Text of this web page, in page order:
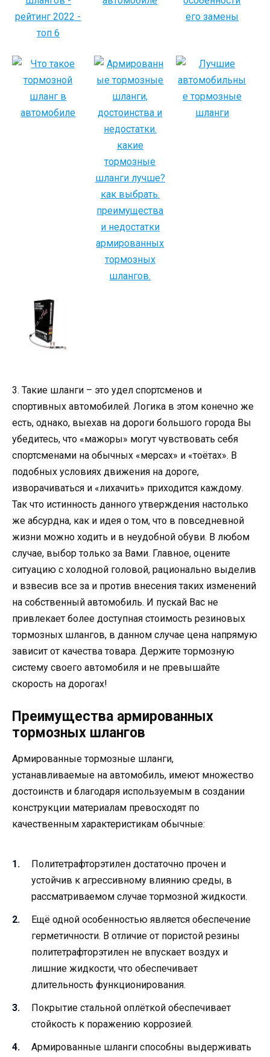
3. Такие шланги – это удел спортсменов и
спортивных автомобилей. Логика в этом конечно же
есть, однако, выехав на дороги большого города Вы
убедитесь, что «мажоры» могут чувствовать себя
спортсменами на обычных «мерсах» и «тоётах». В
подобных условиях движения на дороге,
изворачиваться и «лихачить» приходится каждому.
Так что истинность данного утверждения настолько
же абсурдна, как и идея о том, что в повседневной
жизни можно ходить и в неудобной обуви. В любом
случае, выбор только за Вами. Главное, оцените
ситуацию с холодной головой, рационально выделив
и взвесив все за и против внесения таких изменений
на собственный автомобиль. И пускай Вас не
привлекает более доступная стоимость резиновых
тормозных шлангов, в данном случае цена напрямую
зависит от качества товара. Держите тормозную
систему своего автомобиля и не превышайте
скорость на дорогах!
Преимущества армированных
тормозных шлангов
Армированные тормозные шланги,
устанавливаемые на автомобиль, имеют множество
достоинств и благодаря используемым в создании
конструкции материалам превосходят по
качественным характеристикам обычные:
Политетрафторэтилен достаточно прочен и
устойчив к агрессивному влиянию среды, в
рассматриваемом случае тормозной жидкости.
Ещё одной особенностью является обеспечение
герметичности. В отличие от пористой резины
политетрафторэтилен не впускает воздух и
лишние жидкости, что обеспечивает
длительность функционирования.
Покрытие стальной оплёткой обеспечивает
стойкость к поражению коррозией.
Армированные шланги способны выдерживать